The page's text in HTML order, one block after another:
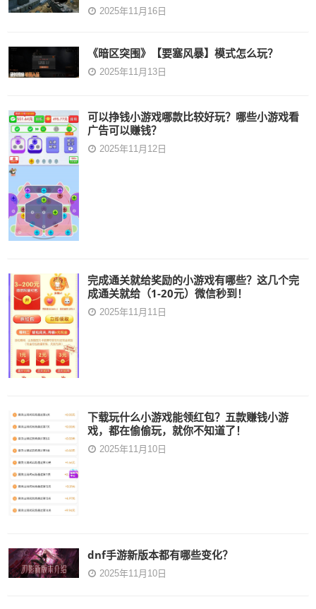
2025年11月16日
《暗区突围》【要塞风暴】模式怎么玩？
2025年11月13日
可以挣钱小游戏哪款比较好玩？哪些小游戏看
广告可以赚钱？
2025年11月12日
完成通关就给奖励的小游戏有哪些？这几个完
成通关就给（1-20元）微信秒到！
2025年11月11日
下载玩什么小游戏能领红包？五款赚钱小游
戏，都在偷偷玩，就你不知道了！
2025年11月10日
dnf手游新版本都有哪些变化？
2025年11月10日